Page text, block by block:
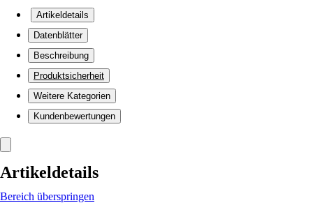
Artikeldetails
Datenblätter
Beschreibung
Produktsicherheit
Weitere Kategorien
Kundenbewertungen
Artikeldetails
Bereich überspringen